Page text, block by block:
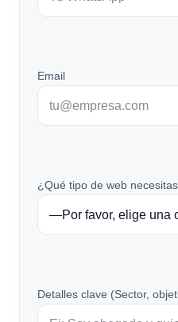
Email
¿Qué tipo de web
Detalles clave (Sector,